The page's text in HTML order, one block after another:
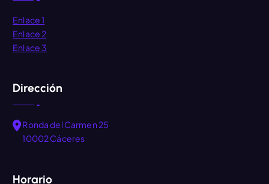
Enlace 1
Enlace 2
Enlace 3
Dirección
Ronda del Carmen 25
10002 Cáceres
Horario